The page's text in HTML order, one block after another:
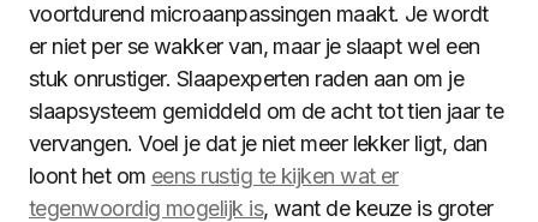
voortdurend microaanpassingen maakt. Je wordt
er niet per se wakker van, maar je slaapt wel een
stuk onrustiger. Slaapexperten raden aan om je
slaapsysteem gemiddeld om de acht tot tien jaar te
vervangen. Voel je dat je niet meer lekker ligt, dan
loont het om eens rustig te kijken wat er
tegenwoordig mogelijk is, want de keuze is groter